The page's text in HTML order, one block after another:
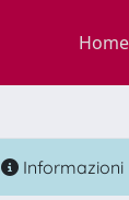
Home
Informazioni